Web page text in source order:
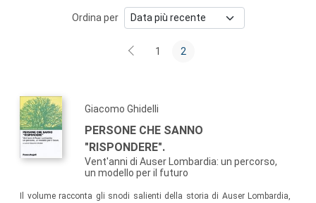
Ordina per
1 2
Giacomo Ghidelli
PERSONE CHE SANNO
"RISPONDERE".
Vent'anni di Auser Lombardia: un percorso,
un modello per il futuro
Il volume racconta gli snodi salienti della storia di Auser Lombardia,